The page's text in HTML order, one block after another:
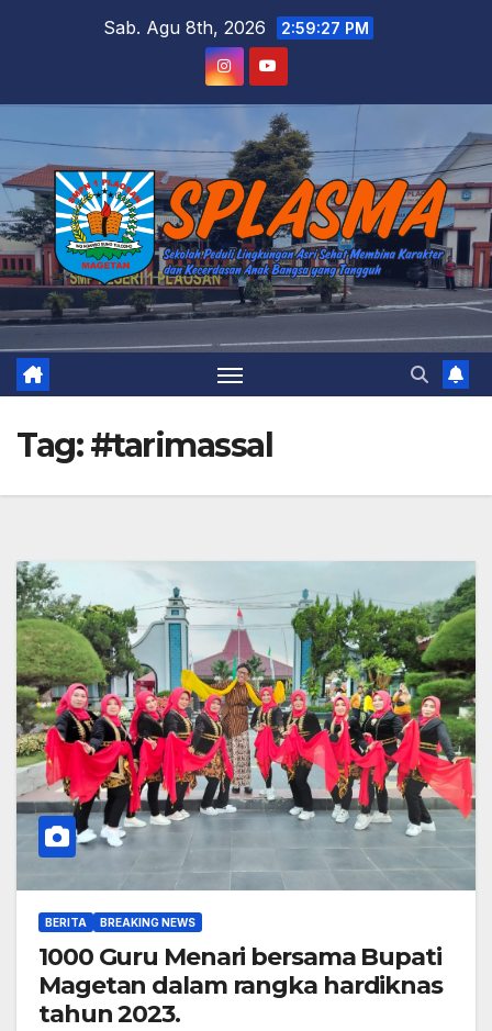
Sab. Agu 8th, 2026 2:59:27 PM
Tag:#tarimassal
BERITA BREAKING NEWS
1000 Guru Menari bersama Bupati
Magetan dalam rangka hardiknas
tahun 2023.